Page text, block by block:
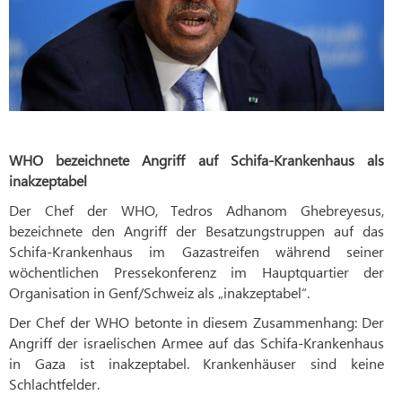
WHO bezeichnete Angriff auf Schifa-Krankenhaus als
inakzeptabel
Der Chef der WHO, Tedros Adhanom Ghebreyesus,
bezeichnete den Angriff der Besatzungstruppen auf das
Schifa-Krankenhaus im Gazastreifen während seiner
wöchentlichen Pressekonferenz im Hauptquartier der
Organisation in Genf/Schweiz als „inakzeptabel“.
Der Chef der WHO betonte in diesem Zusammenhang: Der
Angriff der israelischen Armee auf das Schifa-Krankenhaus
in Gaza ist inakzeptabel. Krankenhäuser sind keine
Schlachtfelder.